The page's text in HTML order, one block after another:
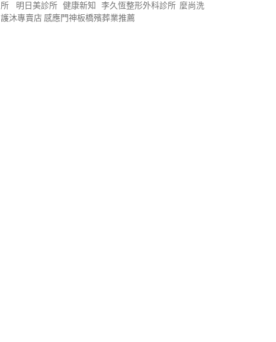
所
明日美診所 健康新知 李久恆整形外科診所 麼尚洗
護沐專賣店 感應門神板橋殯葬業推薦